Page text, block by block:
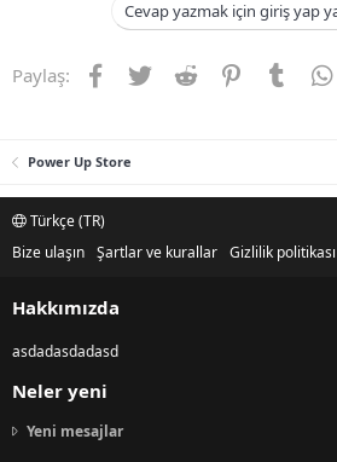
Cevap yazmak için giriş yap
Paylaş: Facebook
TwitterReddit PinterestTumblr
Power Up Store
Türkçe (TR)
Bize ulaşın Şartlar ve kurallar Gizlilik politikası
Hakkımızda
asdadasdadasd
Neler yeni
Yeni mesajlar